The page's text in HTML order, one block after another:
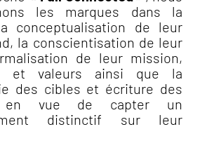
les marques dans la
conceptualisation de leur
la conscientisation de leur
de leur mission,
et valeurs ainsi que la
des cibles et écriture des
en vue de capter un
distinctif sur leur